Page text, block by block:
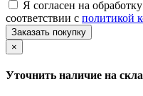
Я согласен на
соответствии с политикой
Заказать покупку
×
Уточнить наличие на